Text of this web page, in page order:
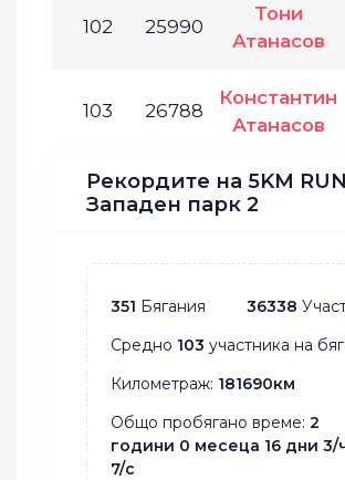
102 25990
Тони
Атанасов
103 26788
Константин
Атанасов
Рекордите на 5KM
Западен парк 2
351 Бягания 36338
Средно 103 участника на
Километраж: 181690км
Общо пробягано време: 2
години 0 месеца 16 дни 3/
7/с